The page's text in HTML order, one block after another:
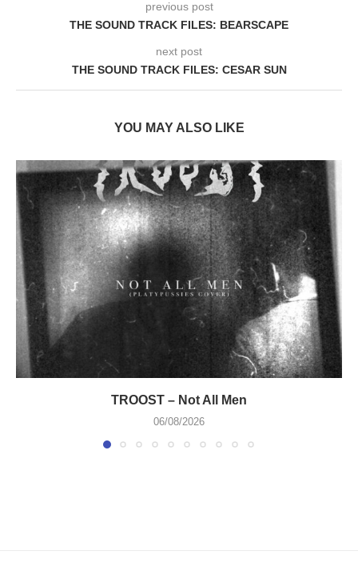
previous post
THE SOUND TRACK FILES: BEARSCAPE
next post
THE SOUND TRACK FILES: CESAR SUN
YOU MAY ALSO LIKE
TROOST – Not All Men
06/08/2026